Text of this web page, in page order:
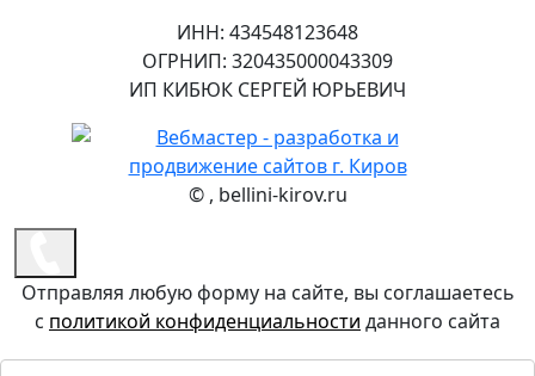
ИНН: 434548123648
ОГРНИП: 320435000043309
ИП КИБЮК СЕРГЕЙ ЮРЬЕВИЧ
© , bellini-kirov.ru
Отправляя любую форму на сайте, вы соглашаетесь
с политикой конфиденциальности данного сайта